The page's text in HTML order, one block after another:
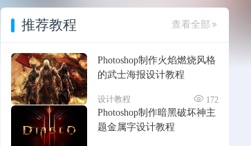
推荐教程 查看全部
Photoshop制作火焰燃烧风格
的武士海报设计教程
设计教程 172
Photoshop制作暗黑破坏神主
题金属字设计教程